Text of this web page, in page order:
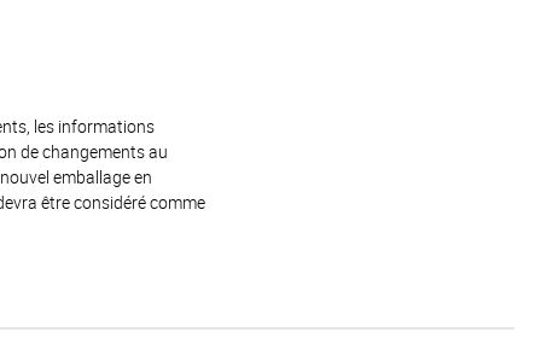
les informations
de changements au
emballage en
être considéré comme